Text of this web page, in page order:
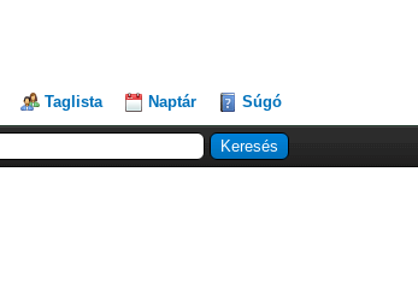
Taglista Naptár Súgó